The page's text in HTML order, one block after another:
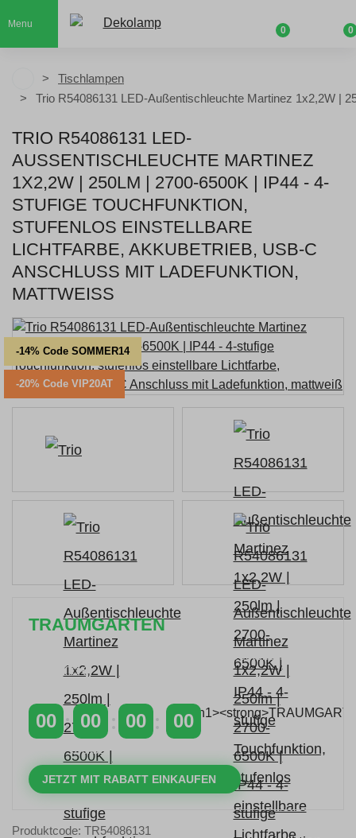
Menu
0 0
Tischlampen
Trio R54086131 LED-Außentischleuchte Martinez 1x2,2W |
TRIO R54086131 LED-
AUSSENTISCHLEUCHTE MARTINEZ 1
X2,2W | 250LM | 2700-6500K | IP44 - 4-S
TUFIGE TOUCHFUNKTION, S
TUFENLOS EINSTELLBARE L
ICHTFARBE, AKKUBETRIEB, USB-C A
NSCHLUSS MIT LADEFUNKTION, M
ATTWEISS
-14% Code SOMMER14
-20% Code VIP20AT
TRAUMGARTEN
Zeitlich begrenzter 20 % Rabatt auf Bestellungen
über 400 €
00 00
STUNDEN
00 00
JETZT MIT RABATT EINKAUFEN
Produktcode: TR54086131